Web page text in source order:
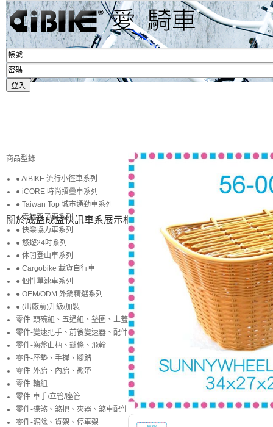
關於成益成益快訊車系展示相簿賞圖 生活專區賞車購車
商品型錄
● AiBIKE 流行小徑車系列
● iCORE 時尚摺疊車系列
● Taiwan Top 城市通勤車系列
● 幸福親子車系列
● 快樂協力車系列
● 悠遊24吋系列
● 休閒登山車系列
● Cargobike 載貨自行車
● 個性單速車系列
● OEM/ODM 外銷精選系列
● (出廠前)升級/加裝
零件-頭碗組、五通組、墊圈、上蓋
零件-變速把手、前後變速器、配件
零件-齒盤曲柄、鏈條、飛輪
零件-座墊、手握、腳踏
零件-外胎、內胎、襯帶
零件-輪組
零件-車手/立管/座管
零件-碟煞、煞把、夾器、煞車配件
零件-泥除、貨架、停車架